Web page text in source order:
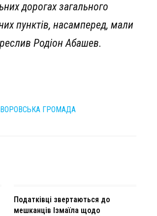
дорогах загального
пунктів, насамперед, мали
Родіон Абашев.
ГРОМАДА
Податківці звертаються до
мешканців Ізмаїла щодо